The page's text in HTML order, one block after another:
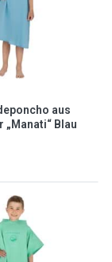
aus
„Manati“ Blau